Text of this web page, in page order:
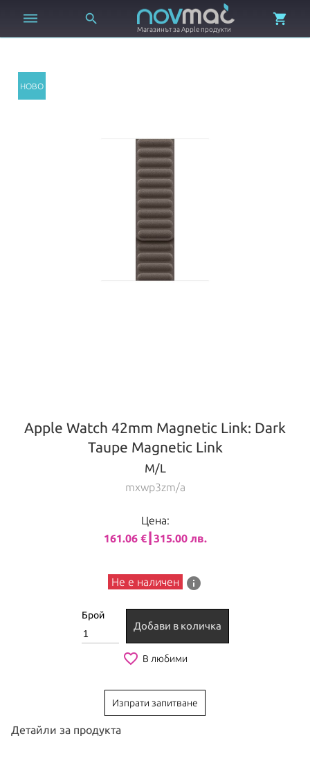
 
Магазинът за Apple продукти

Apple Watch 42mm Magnetic Link: Dark
Taupe Magnetic Link
M/L
mxwp3zm/a
Цена:
161.06 €┃315.00 лв.
Не е наличен info
Брой
Добави в количка
favorite_border В любими
Изпрати запитване
Детайли за продукта
Покажи още